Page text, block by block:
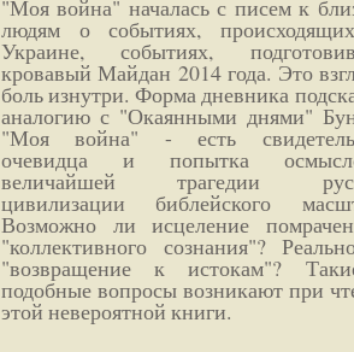
"Моя война" началась с писем к
людям о событиях,
Украине, событиях,
кровавый Майдан 2014 года. Это
боль изнутри. Форма дневника
аналогию с "Окаянными днями"
"Моя война" - есть
очевидца и попытка
величайшей трагедии
цивилизации библейского
Возможно ли исцеление
"коллективного сознания"?
"возвращение к истокам"?
подобные вопросы возникают при
этой невероятной книги.